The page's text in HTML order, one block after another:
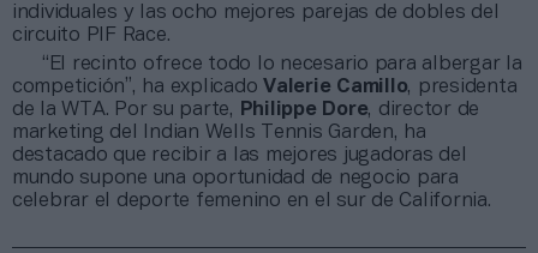
individuales y las ocho mejores parejas de dobles del
circuito PIF Race.
“El recinto ofrece todo lo necesario para albergar la
competición”, ha explicado Valerie Camillo, presidenta
de la WTA. Por su parte,
Philippe Dore, director de
marketing del Indian Wells Tennis Garden, ha
destacado que recibir a las mejores jugadoras del
mundo supone una oportunidad de negocio para
celebrar el deporte femenino en el sur de California.